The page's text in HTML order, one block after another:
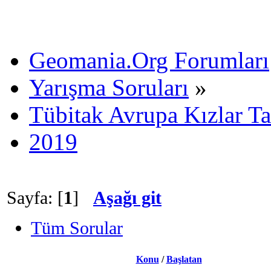
Geomania.Org Forumları
Yarışma Soruları »
Tübitak Avrupa Kızlar
2019
Sayfa: [1] Aşağı git
Tüm Sorular
Konu /Başlatan